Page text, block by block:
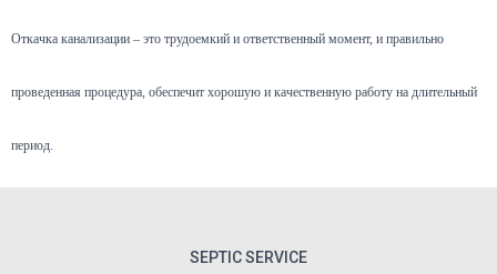
Откачка канализации – это трудоемкий и ответственный момент, и правильно
проведенная процедура, обеспечит хорошую и качественную работу на длительный
период.
SEPTIC SERVICE